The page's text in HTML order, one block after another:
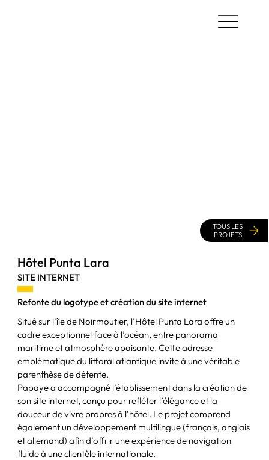
Hôtel Punta Lara
SITE INTERNET
Refonte du logotype et création du site internet
Situé sur l’île de Noirmoutier, l’Hôtel Punta Lara offre un
cadre exceptionnel face à l’océan, entre panorama
maritime et atmosphère apaisante. Cette adresse
emblématique du littoral atlantique invite à une véritable
parenthèse de détente.
Papaye a accompagné l’établissement dans la création de
son site internet, conçu pour refléter l’élégance et la
douceur de vivre propres à l’hôtel. Le projet comprend
également un développement multilingue (français, anglais
et allemand) afin d’offrir une expérience de navigation
fluide à une clientèle internationale.
TOUS LES
PROJETS